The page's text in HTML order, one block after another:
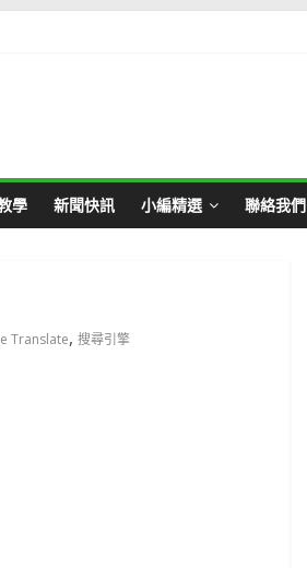
學 新聞快訊 小編精選 聯絡我們
Translate, 搜尋引擎